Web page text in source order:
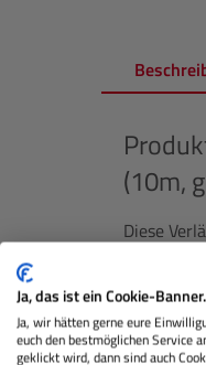
(10m,
Diese
dem
und
Kabel im
die
Ja, das ist ein Cookie-Banner.
Ja, wir hätten gerne eure
euch den bestmöglichen Service
geklickt wird, dann sind auch